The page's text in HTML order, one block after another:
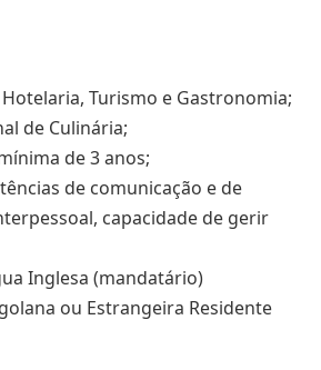
Turismo e Gastronomia;
de Culinária;
de 3 anos;
de comunicação e de
capacidade de gerir
Inglesa (mandatário)
ou Estrangeira Residente